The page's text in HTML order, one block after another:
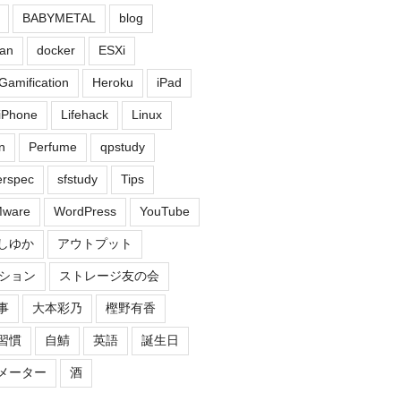
BABYMETAL blog
docker ESXi
Heroku iPad
Lifehack Linux
Perfume qpstudy
sfstudy Tips
WordPress YouTube
ゆか アウトプット
ョン ストレージ友の会
大本彩乃 樫野有香
慣 自鯖 英語 誕生日
ーター 酒